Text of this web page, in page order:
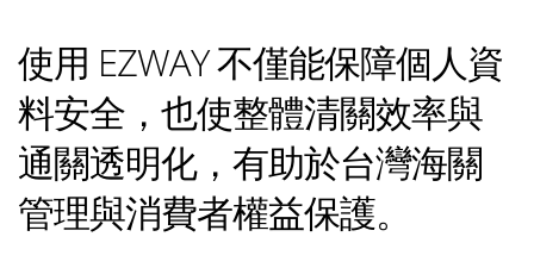
使用 EZWAY 不僅能保障個人資
料安全，也使整體清關效率與
通關透明化，有助於台灣海關
管理與消費者權益保護。